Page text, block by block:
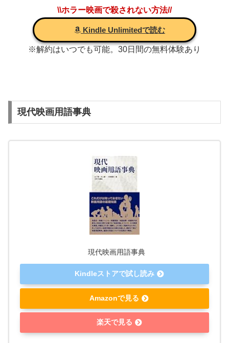
\\ホラー映画で殺されない方法//
Kindle Unlimitedで読む
※解約はいつでも可能。30日間の無料体験あり
現代映画用語事典
現代映画用語事典
Kindleストアで試し読み
Amazonで見る
楽天で見る